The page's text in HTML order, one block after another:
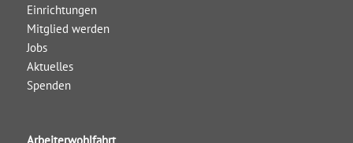
Einrichtungen
Mitglied werden
Jobs
Aktuelles
Spenden